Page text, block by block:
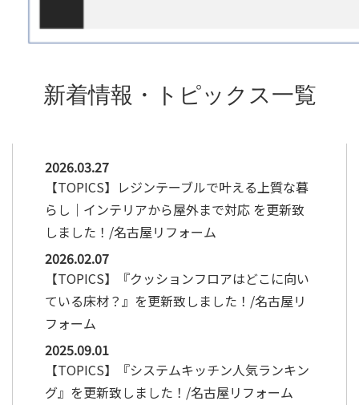
2026.03.27
【TOPICS】レジンテーブルで叶える上質な暮
らし｜インテリアから屋外まで対応 を更新致
しました！/名古屋リフォーム
2026.02.07
【TOPICS】『クッションフロアはどこに向い
ている床材？』を更新致しました！/名古屋リ
フォーム
2025.09.01
【TOPICS】『システムキッチン人気ランキン
グ』を更新致しました！/名古屋リフォーム